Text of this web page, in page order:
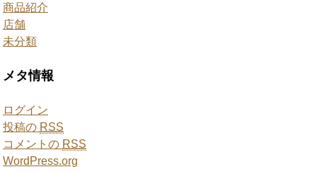
商品紹介
店舗
未分類
メタ情報
ログイン
投稿の RSS
コメントの RSS
WordPress.org